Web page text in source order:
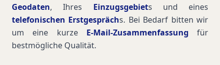
Geodaten, Ihres Einzugsgebiets und eines
telefonischen Erstgesprächs. Bei Bedarf bitten wir
um eine kurze E-Mail-Zusammenfassung für
bestmögliche Qualität.